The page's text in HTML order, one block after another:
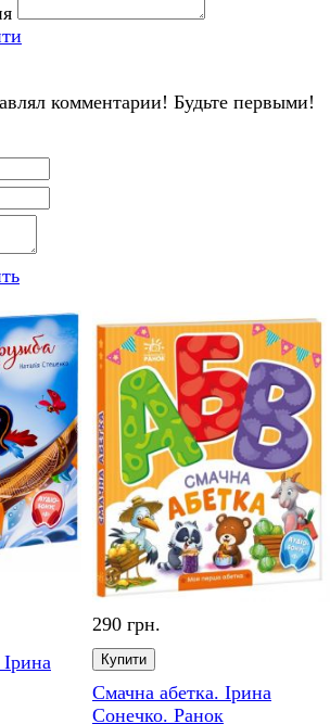
комментарии! Будьте первыми!
Ірина
300 грн.
Розслідування не